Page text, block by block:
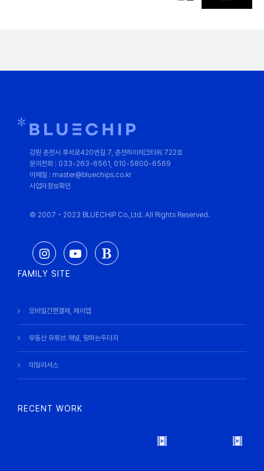
강원 춘천시 후석로420번길 7, 춘천하이테크타워 722호
문의전화 : 033-263-6561, 010-5800-6569
이메일 : master@bluechips.co.kr
사업자정보확인
© 2007 - 2023 BLUECHIP Co.,Ltd. All Rights Reserved.
FAMILY SITE
모바일간편결제, 페이앱
부동산 유튜브 채널, 땅파는두더지
데일리셔스
RECENT WORK